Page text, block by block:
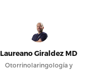
Laureano Giraldez MD
Otorrinolaringología y